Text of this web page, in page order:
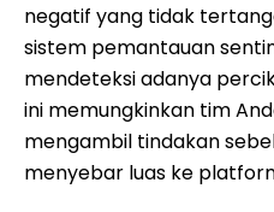
negatif yang tidak
sistem pemantauan
mendeteksi adanya
ini memungkinkan tim
mengambil tindakan
menyebar luas ke